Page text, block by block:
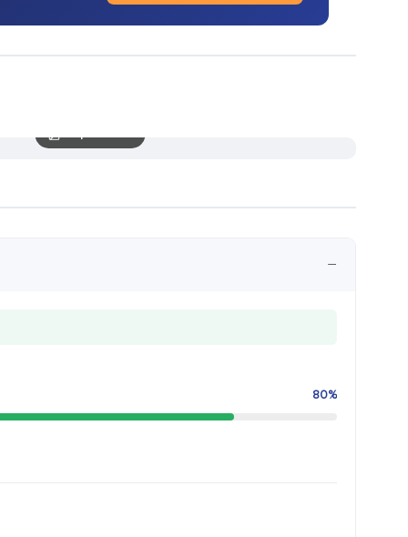
5 скриншотов
−
80%